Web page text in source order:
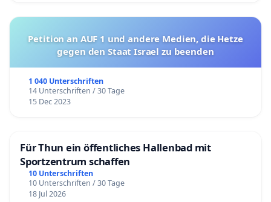
Petition an AUF 1 und andere Medien, die Hetze
gegen den Staat Israel zu beenden
1 040 Unterschriften
14 Unterschriften / 30 Tage
15 Dec 2023
Für Thun ein öffentliches Hallenbad mit
Sportzentrum schaffen
10 Unterschriften
10 Unterschriften / 30 Tage
18 Jul 2026